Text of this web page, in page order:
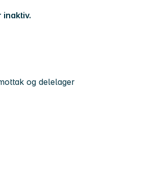
inaktiv.
og delelager